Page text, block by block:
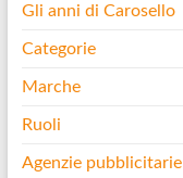
Gli anni di Carosello
Categorie
Marche
Ruoli
Agenzie pubblicitarie